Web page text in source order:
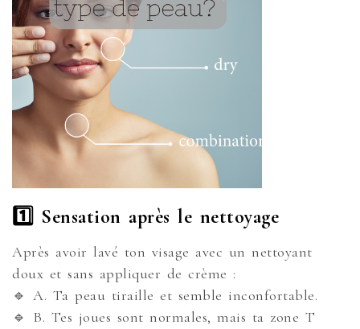
1️⃣ Sensation après le nettoyage
Après avoir lavé ton visage avec un nettoyant
doux et sans appliquer de crème :
🔹 A. Ta peau tiraille et semble inconfortable.
🔹 B. Tes joues sont normales, mais ta zone T